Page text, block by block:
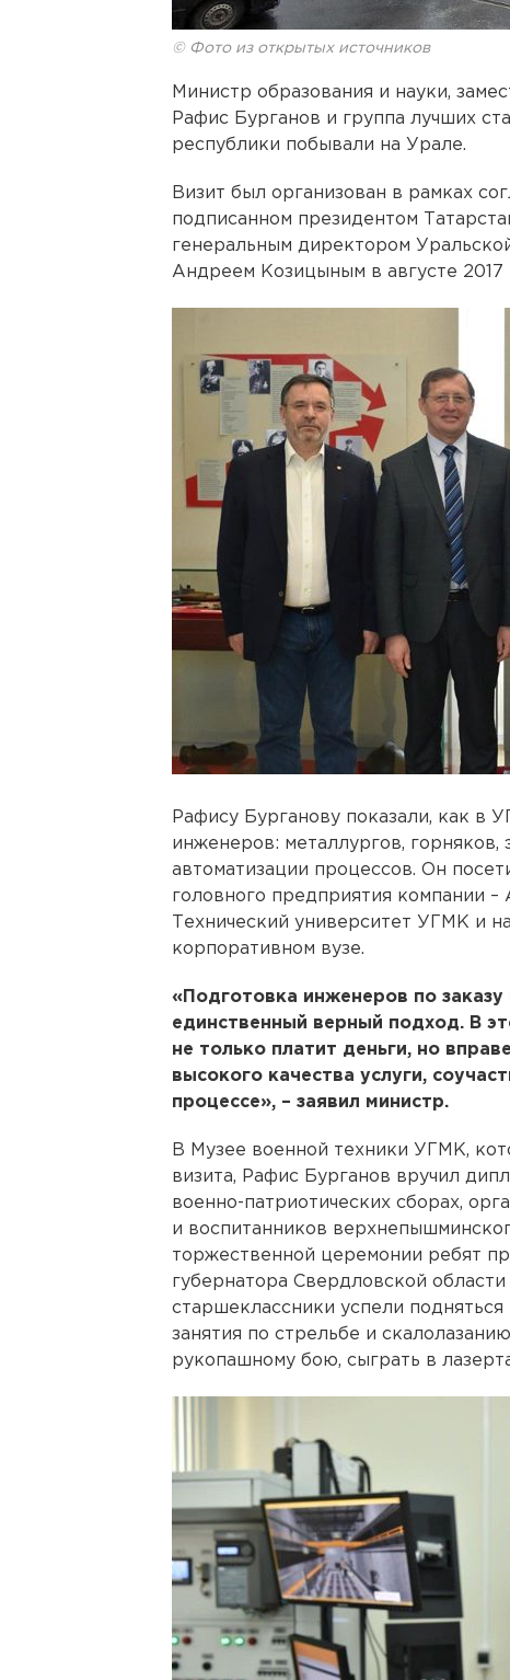
© Фото из открытых источников
Министр образования и науки,
Рафис Бурганов и группа лучших
республики побывали на Урале.
Визит был организован в рамках
подписанном президентом
генеральным директором
Андреем Козицыным в августе 2017
Рафису Бурганову показали, как в
инженеров: металлургов, горняков,
автоматизации процессов. Он
головного предприятия компании
Технический университет УГМК и
корпоративном вузе.
«Подготовка инженеров по
единственный верный подход. В
не только платит деньги, но
высокого качества услуги,
процессе», – заявил министр.
В Музее военной техники УГМК,
визита, Рафис Бурганов вручил
военно-патриотических сборах,
и воспитанников
торжественной церемонии ребят
губернатора Свердловской
старшеклассники успели
занятия по стрельбе и
рукопашному бою, сыграть в